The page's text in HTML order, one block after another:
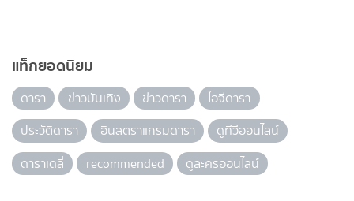
แท็กยอดนิยม
ดารา ข่าวบันเทิง ข่าวดารา
ไอจีดารา
ประวัติดารา
อินสตราแกรมดารา
ดูทีวีออนไลน์
ดาราเดลี่
recommended ดูละครออนไลน์